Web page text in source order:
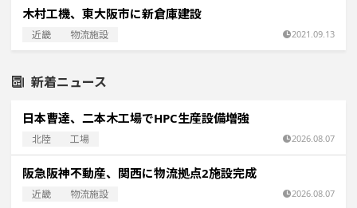
木村工機、東大阪市に新倉庫建設
近畿 物流施設 2021.09.13
新着ニュース
日本曹達、二本木工場でHPC生産設備増強
北陸 工場 2026.08.07
阪急阪神不動産、関西に物流拠点2施設完成
近畿 物流施設 2026.08.07